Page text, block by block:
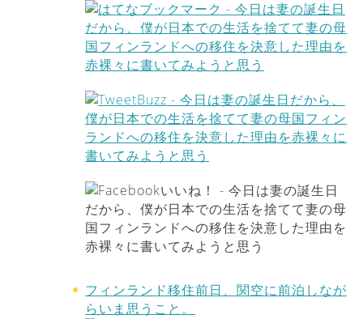
フィンランド移住前日、関空に前泊しなが
らいま思うこと。